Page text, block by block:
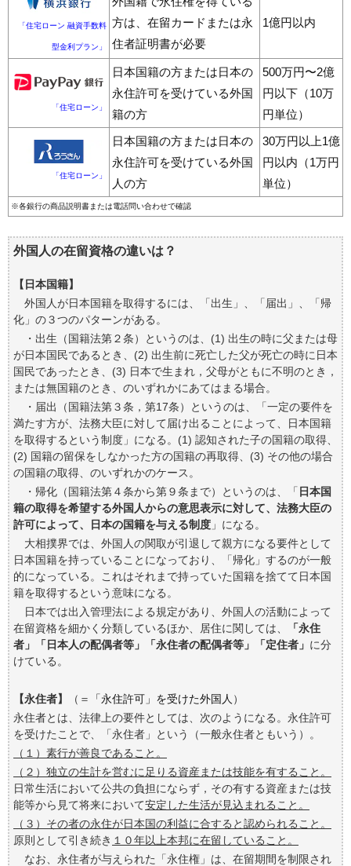
「住宅ローン 融資手数料
型金利プラン」
方は、在留カードまたは永
住者証明書が必要
1億円以内
「住宅ローン」
日本国籍の方または日本の
永住許可を受けている外国
籍の方
500万円〜2億
円以下（10万
円単位）
「住宅ローン」
日本国籍の方または日本の
永住許可を受けている外国
人の方
30万円以上1億
円以内（1万円
単位）
※各銀行の商品説明書または電話問い合わせで確認
外国人の在留資格の違いは？
【日本国籍】
外国人が日本国籍を取得するには、「出生」、「届出」、「帰
化」の３つのパターンがある。
・出生（国籍法第２条）というのは、(1) 出生の時に父または母
が日本国民であるとき、(2) 出生前に死亡した父が死亡の時に日本
国民であったとき、(3) 日本で生まれ，父母がともに不明のとき，
または無国籍のとき、のいずれかにあてはまる場合。
・届出（国籍法第３条，第17条）というのは、「一定の要件を
満たす方が、法務大臣に対して届け出ることによって、日本国籍
を取得するという制度」になる。(1) 認知された子の国籍の取得、
(2) 国籍の留保をしなかった方の国籍の再取得、(3) その他の場合
の国籍の取得、のいずれかのケース。
・帰化（国籍法第４条から第９条まで）というのは、「 日本国
籍の取得を希望する外国人からの意思表示に対して、法務大臣の
許可によって、日本の国籍を与える制度 」になる。
大相撲界では、外国人の関取が引退して親方になる要件として
日本国籍を持っていることになっており、「帰化」するのが一般
的になっている。これはそれまで持っていた国籍を捨てて日本国
籍を取得するという意味になる。
日本では出入管理法による規定があり、外国人の活動によって
在留資格を細かく分類しているほか、居住に関しては、
「永住
者」「日本人の配偶者等」「永住者の配偶者等」「定住者」 に分
けている。
【永住者】 （＝ 「永住許可」を受けた外国人 ）
永住者とは、法律上の要件としては、次のようになる。永住許可
を受けたことで、「永住者」という（一般永住者ともいう）。
（１）素行が善良であること。
（２）独立の生計を営むに足りる資産または技能を有すること。
日常生活において公共の負担にならず，その有する資産または技
能等から見て将来において安定した生活が見込まれること。
（３）その者の永住が日本国の利益に合すると認められること。
原則として引き続き １０年以上本邦に在留していること。
なお、永住者が与えられた「永住権」は、在留期間を制限され